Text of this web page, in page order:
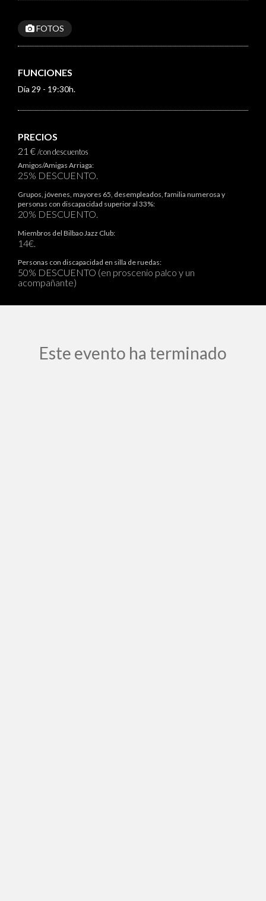
FOTOS
FUNCIONES
Día 29 - 19:30h.
PRECIOS
21 €/con descuentos
Amigos/Amigas Arriaga:
25% DESCUENTO.
Grupos, jóvenes, mayores 65, desempleados, familia numerosa y
personas con discapacidad superior al 33%:
20% DESCUENTO.
Miembros del Bilbao Jazz Club:
14€.
Personas con discapacidad en silla de ruedas:
50% DESCUENTO (en proscenio palco y un
acompañante)
Este evento ha terminado